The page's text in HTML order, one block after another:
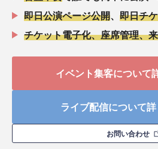
即日公演ページ公開
即日チ
チケット電子化、座席管理、
イベント集客について
ライブ配信について
お問い合わせ